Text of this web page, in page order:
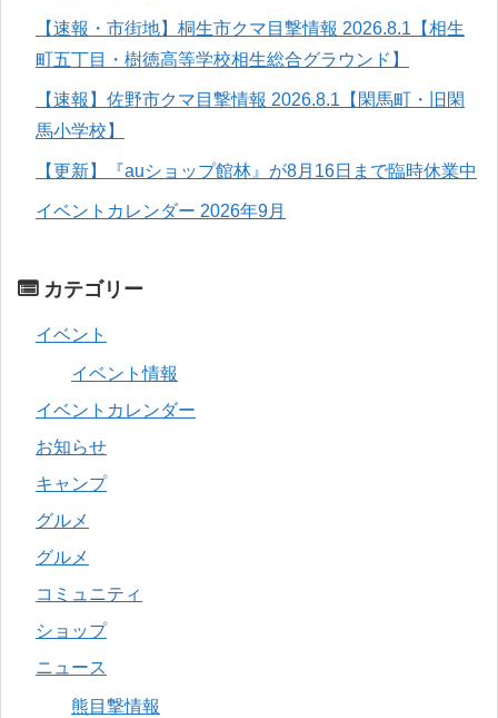
【速報・市街地】桐生市クマ目撃情報 2026.8.1【相生
町五丁目・樹徳高等学校相生総合グラウンド】
【速報】佐野市クマ目撃情報 2026.8.1【閑馬町・旧閑
馬小学校】
【更新】『auショップ館林』が8月16日まで臨時休業中
イベントカレンダー 2026年9月
カテゴリー
イベント
イベント情報
イベントカレンダー
お知らせ
キャンプ
グルメ
グルメ
コミュニティ
ショップ
ニュース
熊目撃情報